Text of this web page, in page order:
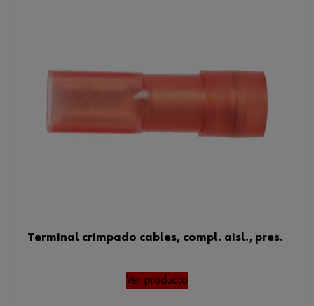
Condiciones de temperatura
Terminal crimpado cables, compl. aisl., pres.
Ver producto